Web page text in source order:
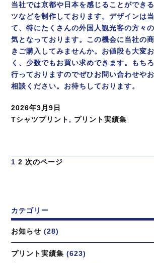
当社では京都や日本を感じることができ
ツなどを制作しております。デザインは
て、特にたくさんの外国人観光客の方々
気となっております。この機会に当社の
きご購入してみませんか。お値段も大変
く、少数でもお買い求めできます。もち
行っておりますのでぜひお問い合わせや
相談ください。お待ちしております。
投
稿
2026年3月9日
カ
リ
ー
Tシャツプリント , プリント実績集
投
ー
ジ
送
り
ペ
1 ペ
2 次のページ
カテゴリー
お知らせ (28)
プリント実績集 (623)